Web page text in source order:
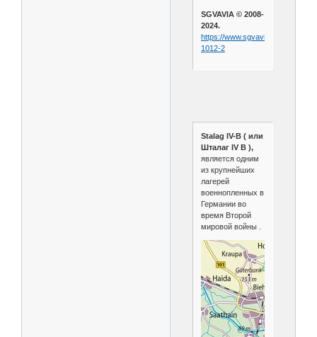
SGVAVIA © 2008-
2024.
https://www.sgvavia.ru/forum/
1012-2
Stalag IV-B ( или
Шталаг IV B ),
является одним
из крупнейших
лагерей
военнопленных в
Германии во
время Второй
мировой войны .